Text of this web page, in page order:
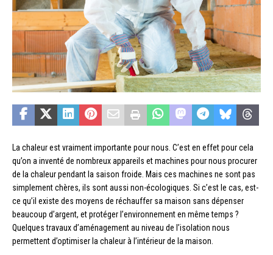
La chaleur est vraiment importante pour nous. C’est en effet pour cela
qu’on a inventé de nombreux appareils et machines pour nous procurer
de la chaleur pendant la saison froide. Mais ces machines ne sont pas
simplement chères, ils sont aussi non-écologiques. Si c’est le cas, est-
ce qu’il existe des moyens de réchauffer sa maison sans dépenser
beaucoup d’argent, et protéger l’environnement en même temps ?
Quelques travaux d’aménagement au niveau de l’isolation nous
permettent d’optimiser la chaleur à l’intérieur de la maison.